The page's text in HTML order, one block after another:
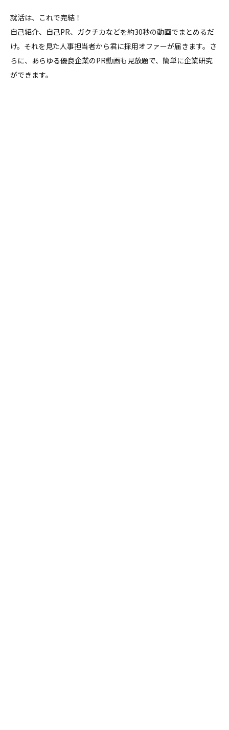
就活は、これで完結！
自己紹介、自己PR、ガクチカなどを約30秒の動画でまとめるだ
け。それを見た人事担当者から君に採用オファーが届きます。さ
らに、あらゆる優良企業のPR動画も見放題で、簡単に企業研究
ができます。